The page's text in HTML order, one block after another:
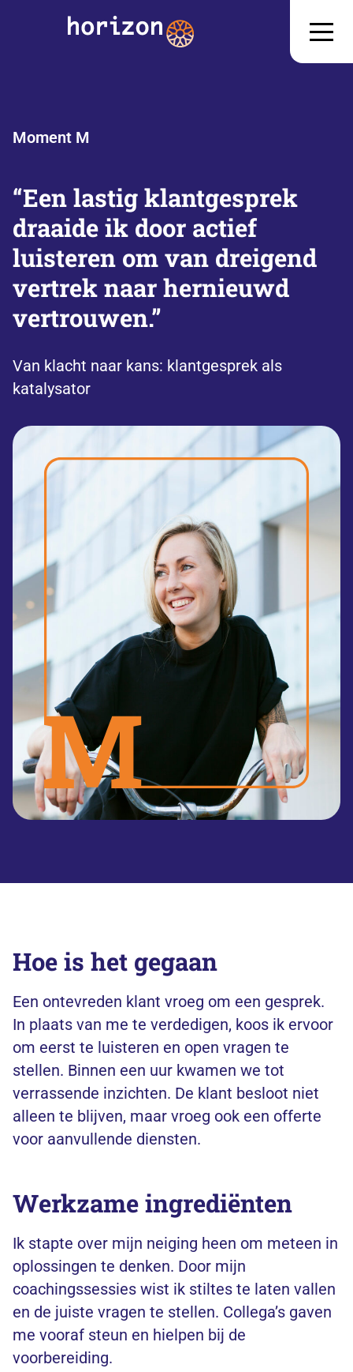
Moment M
“Een lastig klantgesprek
draaide ik door actief
luisteren om van dreigend
vertrek naar hernieuwd
vertrouwen.”
Van klacht naar kans: klantgesprek als
katalysator
Hoe is het gegaan
Een ontevreden klant vroeg om een gesprek.
In plaats van me te verdedigen, koos ik ervoor
om eerst te luisteren en open vragen te
stellen. Binnen een uur kwamen we tot
verrassende inzichten. De klant besloot niet
alleen te blijven, maar vroeg ook een offerte
voor aanvullende diensten.
Werkzame ingrediënten
Ik stapte over mijn neiging heen om meteen in
oplossingen te denken. Door mijn
coachingssessies wist ik stiltes te laten vallen
en de juiste vragen te stellen. Collega’s gaven
me vooraf steun en hielpen bij de
voorbereiding.